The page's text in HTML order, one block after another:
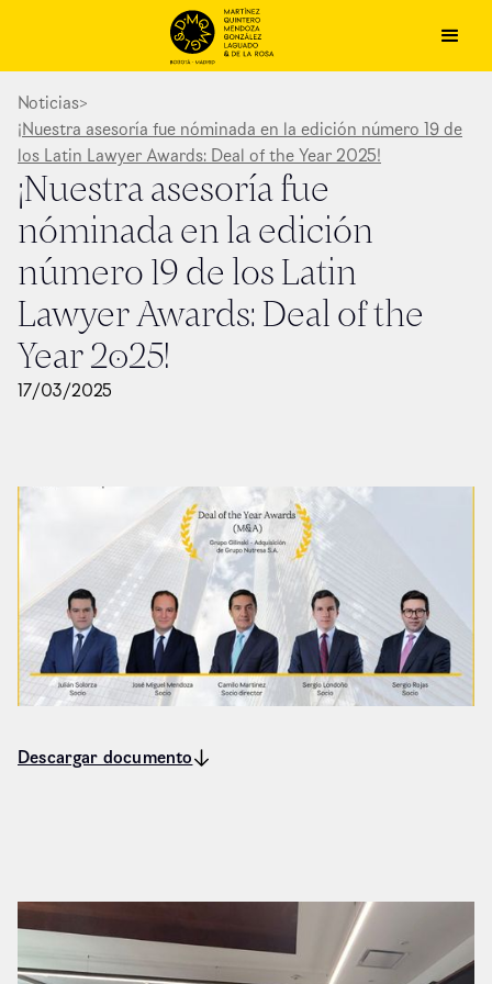
Noticias>
¡Nuestra asesoría fue nóminada en la edición número 19 de
los Latin Lawyer Awards: Deal of the Year 2025!
¡Nuestra asesoría fue
nóminada en la edición
número 19 de los Latin
Lawyer Awards: Deal of the
Year 2025!
17/03/2025
Descargar documento